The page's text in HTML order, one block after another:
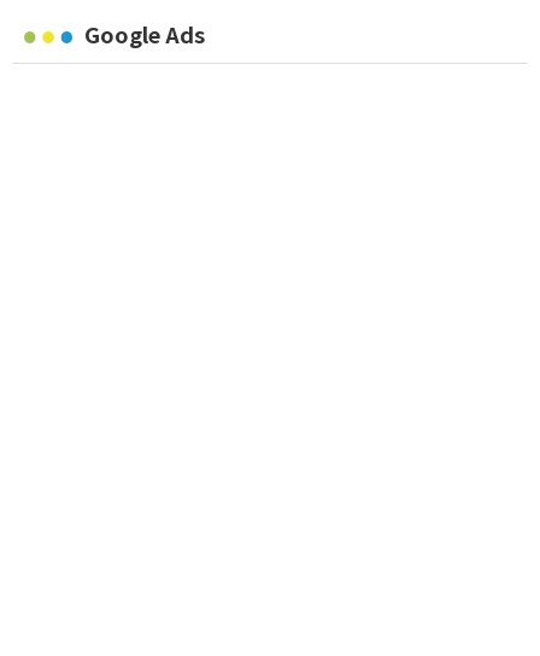
Google Ads